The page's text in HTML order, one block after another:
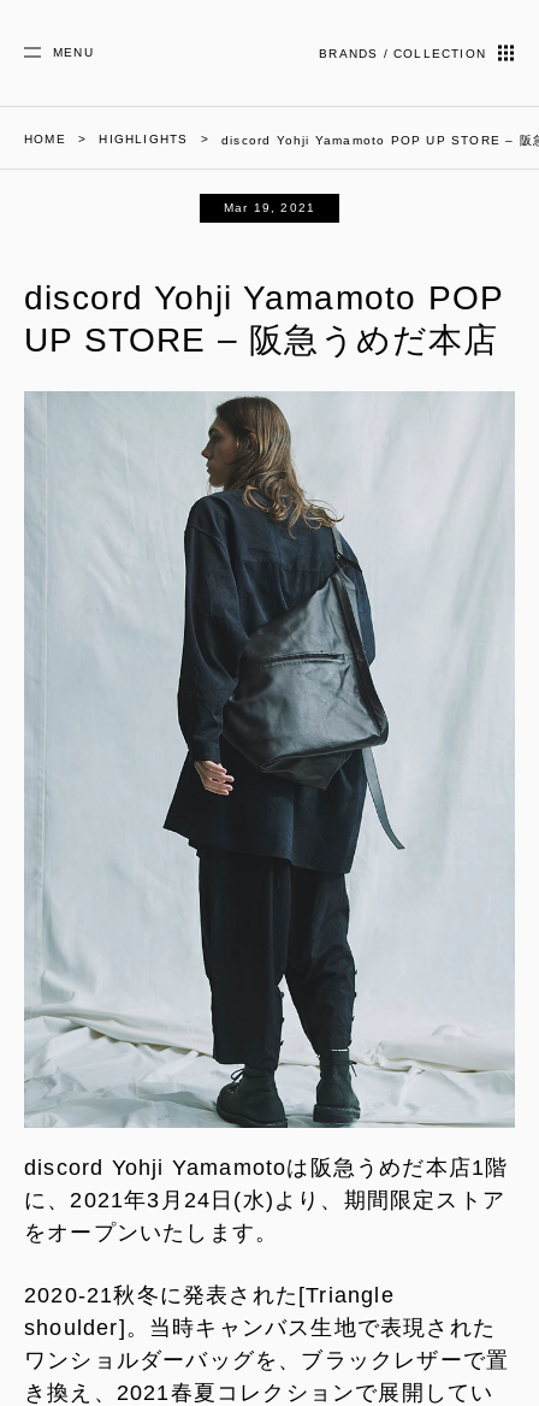
MENU BRANDS / COLLECTION
HOME HIGHLIGHTS discord Yohji Yamamoto POP UP STORE – 阪
Mar 19, 2021
discord Yohji Yamamoto POP
UP STORE – 阪急うめだ本店
discord Yohji Yamamotoは阪急うめだ本店1階
に、2021年3月24日(水)より、期間限定ストア
をオープンいたします。
2020-21秋冬に発表された[Triangle
shoulder]。当時キャンバス生地で表現された
ワンショルダーバッグを、ブラックレザーで置
き換え、2021春夏コレクションで展開してい